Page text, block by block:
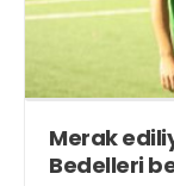
Merak
Bedelleri